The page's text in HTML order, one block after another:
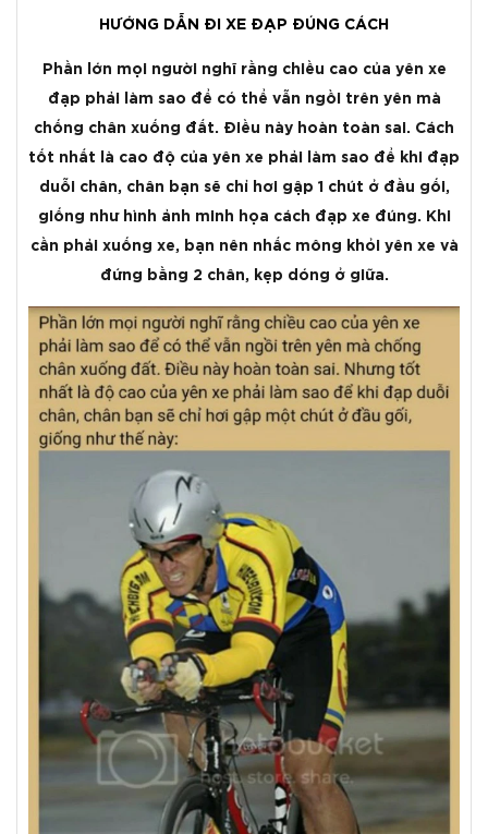
HƯỚNG DẪN ĐI XE ĐẠP ĐÚNG CÁCH
Phần lớn mọi người nghĩ rằng chiều cao của yên xe
đạp phải làm sao để có thể vẫn ngồi trên yên mà
chống chân xuống đất. Điều này hoàn toàn sai. Cách
tốt nhất là cao độ của yên xe phải làm sao để khi đạp
duỗi chân, chân bạn sẽ chỉ hơi gập 1 chút ở đầu gối,
giống như hình ảnh minh họa cách đạp xe đúng. Khi
cần phải xuống xe, bạn nên nhấc mông khỏi yên xe và
đứng bằng 2 chân, kẹp dóng ở giữa.